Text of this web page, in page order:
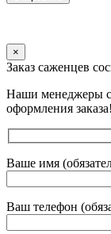
×
Заказ саженцев
Наши менеджеры
оформления заказа!
Ваше имя
Ваш телефон